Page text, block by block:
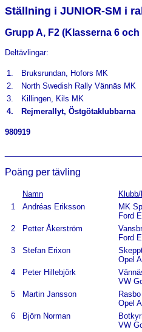
Ställning i JUNIOR-SM i
Grupp A, F2 (Klasserna 6 och
Deltävlingar:
1. Bruksrundan, Hofors MK
2.
North Swedish Rally Vännäs MK
3.
Killingen, Kils MK
4.
Rejmerallyt, Östgötaklubbarna
980919
Poäng per tävling
Namn Klubb/
1
Andréas Eriksson
MK
Ford
2 Petter Åkerström
Ford
3 Stefan Erixon
Opel
4 Peter Hillebjörk
VW
5 Martin Jansson
Opel
6 Björn Norman
VW